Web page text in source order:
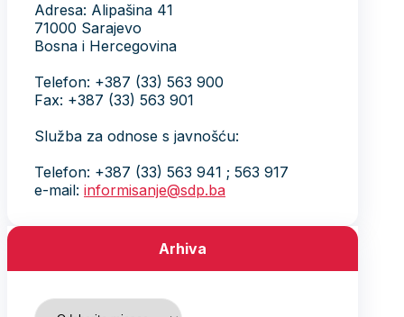
Adresa: Alipašina 41
71000 Sarajevo
Bosna i Hercegovina
Telefon: +387 (33) 563 900
Fax: +387 (33) 563 901
Služba za odnose s javnošću:
Telefon: +387 (33) 563 941 ; 563 917
e-mail: informisanje@sdp.ba
Arhiva
Arhiva